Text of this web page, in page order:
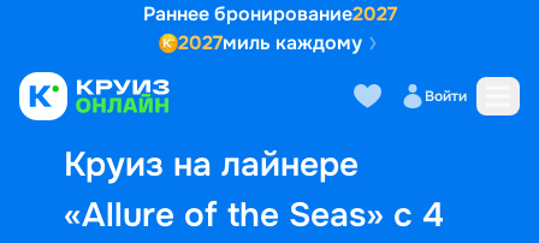
Раннее бронирование2027
2027миль каждому
Войти
Круиз на лайнере
«Allure of the Seas» с 4
Выбор кают Маршрут и